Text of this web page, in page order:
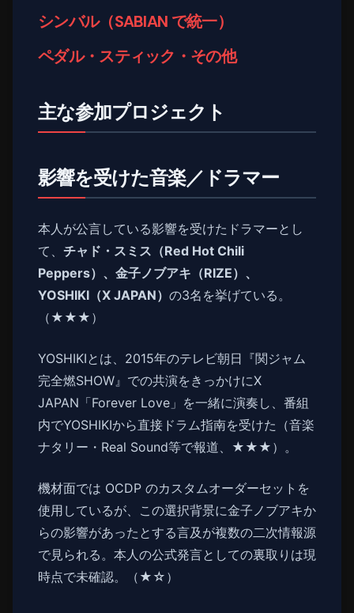
シンバル（SABIAN で統一）
ペダル・スティック・その他
主な参加プロジェクト
影響を受けた音楽／ドラマー
本人が公言している影響を受けたドラマーとし
て、 チャド・スミス（Red Hot Chili
Peppers）、金子ノブアキ（RIZE）、
YOSHIKI（X JAPAN） の3名を挙げている。
（★★★）
YOSHIKIとは、2015年のテレビ朝日『関ジャム
完全燃SHOW』での共演をきっかけにX
JAPAN「Forever Love」を一緒に演奏し、番組
内でYOSHIKIから直接ドラム指南を受けた（音楽
ナタリー・Real Sound等で報道、★★★）。
機材面では OCDP のカスタムオーダーセットを
使用しているが、この選択背景に金子ノブアキか
らの影響があったとする言及が複数の二次情報源
で見られる。本人の公式発言としての裏取りは現
時点で未確認。（★☆）